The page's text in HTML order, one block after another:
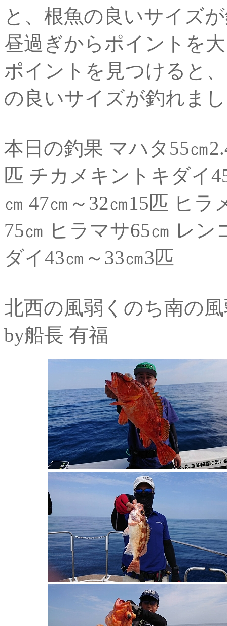
と、根魚の良いサイズ
昼過ぎからポイントを
ポイントを見つけると
の良いサイズが釣れま
本日の釣果 マハタ55㎝
匹 チカメキントキダイ
㎝ 47㎝～32㎝15匹 ヒ
75㎝ ヒラマサ65㎝ レン
ダイ43㎝～33㎝3匹
北西の風弱くのち南の
by船長 有福